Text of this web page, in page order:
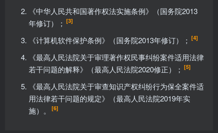
《中华人民共和国著作权法实施条例》（国务院2013
年修订）； [3]
《计算机软件保护条例》（国务院2013年修订）； [4]
《最高人民法院关于审理著作权民事纠纷案件适用法律
若干问题的解释》（最高人民法院2020修正）； [5]
《最高人民法院关于审查知识产权纠纷行为保全案件适
用法律若干问题的规定》（最高人民法院2019年实
施）。
[6]